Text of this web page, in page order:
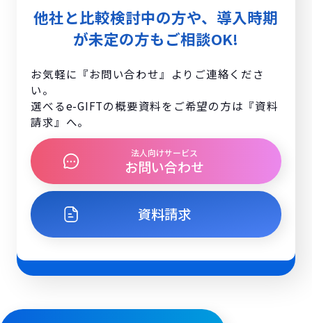
他社と比較検討中の方や、導入時期
が未定の方もご相談OK!
お気軽に『お問い合わせ』よりご連絡くださ
い。
選べるe-GIFTの概要資料をご希望の方は『資料
請求』へ。
法人向けサービス
お問い合わせ
資料請求